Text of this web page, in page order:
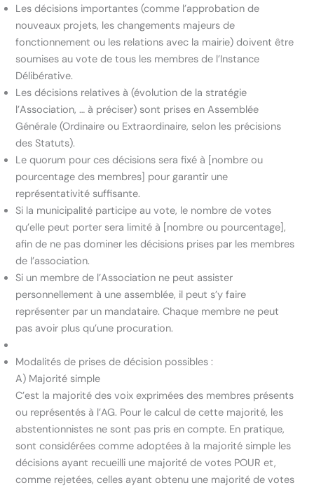
Les décisions importantes (comme l’approbation de
nouveaux projets, les changements majeurs de
fonctionnement ou les relations avec la mairie) doivent être
soumises au vote de tous les membres de l’Instance
Délibérative.
Les décisions relatives à (évolution de la stratégie
l’Association, … à préciser) sont prises en Assemblée
Générale (Ordinaire ou Extraordinaire, selon les précisions
des Statuts).
Le quorum pour ces décisions sera fixé à [nombre ou
pourcentage des membres] pour garantir une
représentativité suffisante.
Si la municipalité participe au vote, le nombre de votes
qu’elle peut porter sera limité à [nombre ou pourcentage],
afin de ne pas dominer les décisions prises par les membres
de l’association.
Si un membre de l’Association ne peut assister
personnellement à une assemblée, il peut s’y faire
représenter par un mandataire. Chaque membre ne peut
pas avoir plus qu’une procuration.
Modalités de prises de décision possibles :
A) Majorité simple
C’est la majorité des voix exprimées des membres présents
ou représentés à l’AG. Pour le calcul de cette majorité, les
abstentionnistes ne sont pas pris en compte. En pratique,
sont considérées comme adoptées à la majorité simple les
décisions ayant recueilli une majorité de votes POUR et,
comme rejetées, celles ayant obtenu une majorité de votes